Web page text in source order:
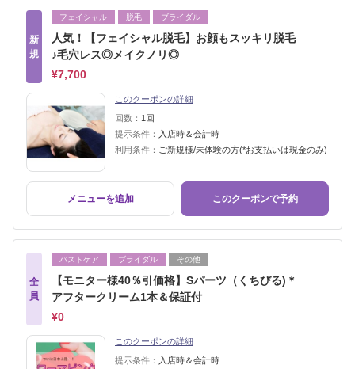
新
規
フェイシャル 脱毛 ブライダル
人気！【フェイシャル脱毛】お顔もスッキリ脱毛
♪毛穴レス◎メイクノリ◎
¥7,700
このクーポンの詳細
回数： 1回
提示条件：
入店時＆会計時
利用条件： ご新規様/未体験の方(*お支払いは現金のみ)
メニューを追加 このクーポンで予約
全
員
バストケア ブライダル その他
【モニター様40％引価格】Sパーツ（くちびる)＊
アフタークリーム1本＆保証付
¥0
このクーポンの詳細
提示条件：
入店時＆会計時